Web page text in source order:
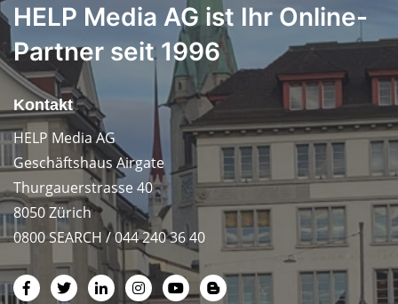
HELP Media AG ist Ihr Online-
Partner seit 1996
Kontakt
HELP Media AG
Geschäftshaus Airgate
Thurgauerstrasse 40
8050 Zürich
0800 SEARCH / 044 240 36 40